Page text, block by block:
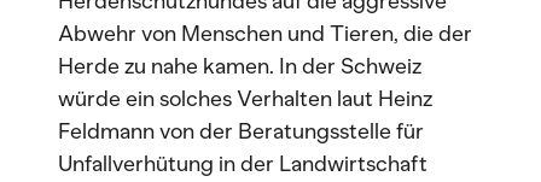
Abwehr von Menschen und Tieren, die der
Herde zu nahe kamen. In der Schweiz
würde ein solches Verhalten laut Heinz
Feldmann von der Beratungsstelle für
Unfallverhütung in der Landwirtschaft